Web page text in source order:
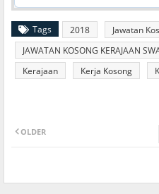
Tags 2018 Jawatan
JAWATAN KOSONG KERAJAAN
2020
Kerajaan Kerja Kosong
OLDER